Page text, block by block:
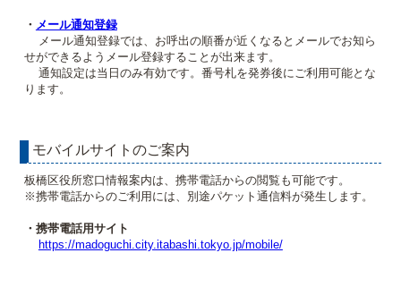
・ メール通知登録
メール通知登録では、お呼出の順番が近くなるとメールでお知ら
せができるようメール登録することが出来ます。
通知設定は当日のみ有効です。番号札を発券後にご利用可能とな
ります。
モバイルサイトのご案内
板橋区役所窓口情報案内は、携帯電話からの閲覧も可能です。
※携帯電話からのご利用には、別途パケット通信料が発生します。
・携帯電話用サイト
https://madoguchi.city.itabashi.tokyo.jp/mobile/